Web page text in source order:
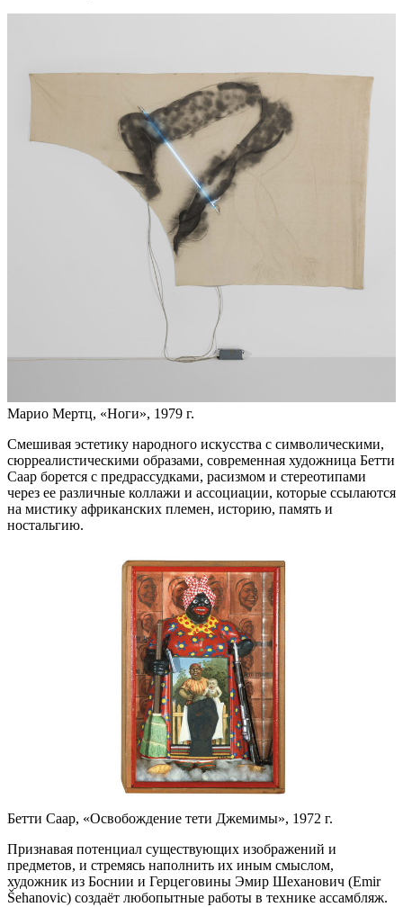
Марио Мертц, «Ноги», 1979 г.
Смешивая эстетику народного искусства с символическими,
сюрреалистическими образами, современная художница Бетти
Саар борется с предрассудками, расизмом и стереотипами
через ее различные коллажи и ассоциации, которые ссылаются
на мистику африканских племен, историю, память и
ностальгию.
Бетти Саар, «Освобождение тети Джемимы», 1972 г.
Признавая потенциал существующих изображений и
предметов, и стремясь наполнить их иным смыслом,
художник из Боснии и Герцеговины Эмир Шеханович (Emir
Šehanovic) создаёт любопытные работы в технике ассамбляж.